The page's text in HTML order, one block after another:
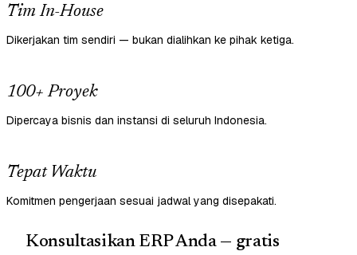
Tim In-House
Dikerjakan tim sendiri — bukan dialihkan ke pihak ketiga.
100+ Proyek
Dipercaya bisnis dan instansi di seluruh Indonesia.
Tepat Waktu
Komitmen pengerjaan sesuai jadwal yang disepakati.
Konsultasikan ERP Anda — gratis